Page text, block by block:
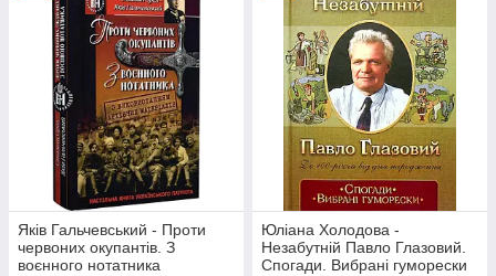
Яків Гальчевський - Проти
червоних окупантів. З
воєнного нотатника
Юліана Холодова -
Незабутній Павло Глазовий.
Спогади. Вибрані гуморески